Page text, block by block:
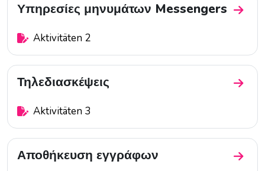
Υπηρεσίες μηνυμάτων Messengers
Zum
Aktivitäten 2
Τηλεδιασκέψεις
Zum
Aktivitäten 3
Αποθήκευση εγγράφων
Zum